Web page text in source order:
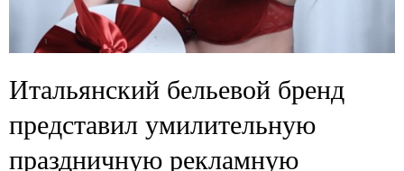
Итальянский бельевой бренд
представил умилительную
праздничную рекламную